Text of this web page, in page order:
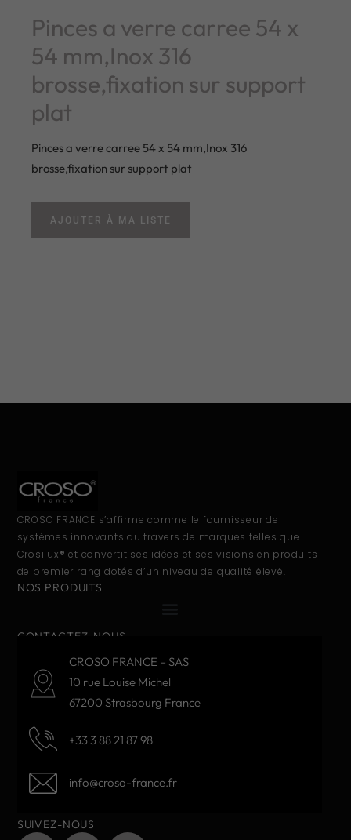
Pinces a verre carree 54 x
54 mm,Inox 316
brosse,fixation sur support
plat
Pinces a verre carree 54 x 54 mm,Inox 316
brosse,fixation sur support plat
AJOUTER À MA LISTE
CROSO FRANCE s’affirme comme le fournisseur de
systèmes innovants au travers de marques telles que
Crosilux® et convertit ses idées et ses visions en produits
de premier rang dotés d’un niveau de qualité élevé.
NOS PRODUITS
CONTACTEZ-NOUS
CROSO FRANCE – SAS
10 rue Louise Michel
67200 Strasbourg France
+33 3 88 21 87 98
info@croso-france.fr
SUIVEZ-NOUS